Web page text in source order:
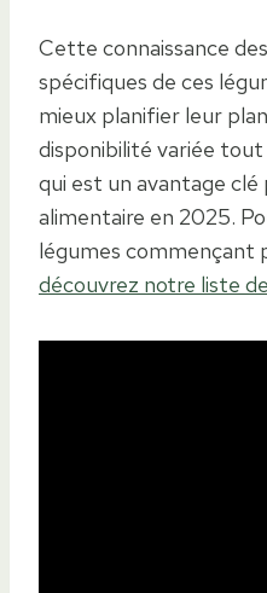
Cette connaissance
spécifiques de ces
mieux planifier leur
disponibilité variée tout
qui est un avantage
alimentaire en 2025.
légumes commençant
découvrez notre liste